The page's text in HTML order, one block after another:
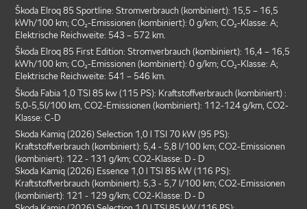
Škoda Elroq 85 Sportline: Stromverbrauch (kombiniert): 15,5 – 16,5
kWh/100 km; CO₂-Emissionen (kombiniert): 0 g/km; CO₂-Klasse: A;
Elektrische Reichweite: 543 – 572 km.
Škoda Elroq 85 First Edition: Stromverbrauch (kombiniert): 16,4 – 16,5
kWh/100 km; CO₂-Emissionen (kombiniert): 0 g/km; CO₂-Klasse: A;
Elektrische Reichweite: 541 – 546 km.
Škoda Fabia 1,0 TSI 85 kw (115 PS): Kraftstoffverbrauch (kombiniert) :
5,0-5,5l/100 km, CO2-Emissionen (kombiniert): 112-124 g/km, CO2-
Klasse: C-D
Skoda Kamiq (2026) Selection 1,0 l TSI 70 kW (95 PS):
Kraftstoffverbrauch (kombiniert): 5,4 - 5,8 l/100 km; CO2-Emissionen
(kombiniert): 122 - 131 g/km; CO2-Klasse: D - D
Skoda Kamiq (2026) Essence 1,0 l TSI 85 kW (116 PS):
Kraftstoffverbrauch (kombiniert): 5,3 - 5,7 l/100 km; CO2-Emissionen
(kombiniert): 121 - 129 g/km; CO2-Klasse: D - D